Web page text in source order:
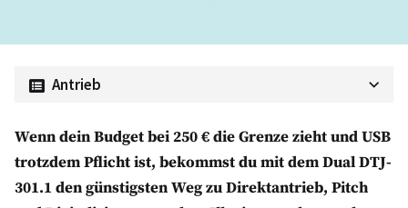
Antrieb
Bester günstiger Plattenspieler: Dual DTJ 301.1
Dual DTJ-301.1 Testbericht
Design
Wenn dein Budget bei 250 € die Grenze zieht und USB
trotzdem Pflicht ist, bekommst du mit dem Dual DTJ-
301.1 den günstigsten Weg zu Direktantrieb, Pitch